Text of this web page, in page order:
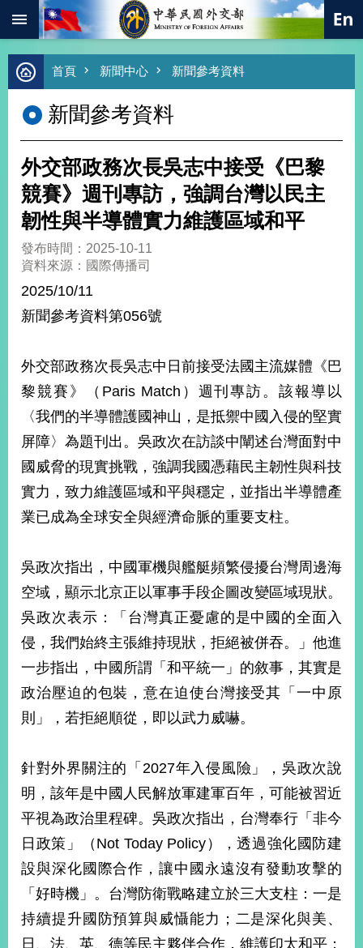
跳到主要內容區塊
進
階
尋
熱
總
合
外
交
值
經
濟
不
落
國
台
海
和
平
照
回
網
站
導
覽
於
本
部
新
中
心
外
交
資
國
首頁 新聞中心 新聞參考資料
新聞參考資料
外交部政務次長吳志中接受《巴黎
競賽》週刊專訪，強調台灣以民主
韌性與半導體實力維護區域和平
發布時間：2025-10-11
資料來源：國際傳播司
2025/10/11
新聞參考資料第056號
外交部政務次長吳志中日前接受法國主流媒體《巴
黎競賽》（Paris Match）週刊專訪。該報導以
〈我們的半導體護國神山，是抵禦中國入侵的堅實
屏障〉為題刊出。吳政次在訪談中闡述台灣面對中
國威脅的現實挑戰，強調我國憑藉民主韌性與科技
實力，致力維護區域和平與穩定，並指出半導體產
業已成為全球安全與經濟命脈的重要支柱。
吳政次指出，中國軍機與艦艇頻繁侵擾台灣周邊海
空域，顯示北京正以軍事手段企圖改變區域現狀。
吳政次表示：「台灣真正憂慮的是中國的全面入
侵，我們始終主張維持現狀，拒絕被併吞。」他進
一步指出，中國所謂「和平統一」的敘事，其實是
政治壓迫的包裝，意在迫使台灣接受其「一中原
則」，若拒絕順從，即以武力威嚇。
針對外界關注的「2027年入侵風險」，吳政次說
明，該年是中國人民解放軍建軍百年，可能被習近
平視為政治里程碑。吳政次指出，台灣奉行「非今
日政策」（Not Today Policy），透過強化國防建
設與深化國際合作，讓中國永遠沒有發動攻擊的
「好時機」。台灣防衛戰略建立於三大支柱：一是
持續提升國防預算與威懾能力；二是深化與美、
日、法、英、德等民主夥伴合作，維護印太和平；